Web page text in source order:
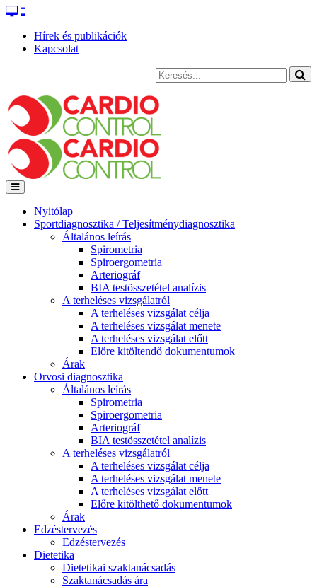
Hírek és publikációk
Kapcsolat
Nyitólap
Sportdiagnosztika / Teljesítménydiagnosztika
Általános leírás
Spirometria
Spiroergometria
Arteriográf
BIA testösszetétel analízis
A terheléses vizsgálatról
A terheléses vizsgálat célja
A terheléses vizsgálat menete
A terheléses vizsgálat előtt
Előre kitöltendő dokumentumok
Árak
Orvosi diagnosztika
Általános leírás
Spirometria
Spiroergometria
Arteriográf
BIA testösszetétel analízis
A terheléses vizsgálatról
A terheléses vizsgálat célja
A terheléses vizsgálat menete
A terheléses vizsgálat előtt
Előre kitölthető dokumentumok
Árak
Edzéstervezés
Edzéstervezés
Dietetika
Dietetikai szaktanácsadás
Szaktanácsadás ára